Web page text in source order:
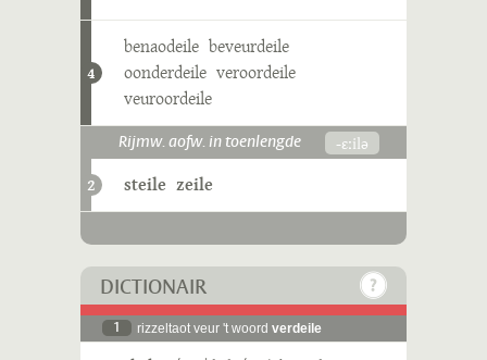
4
benaodeile beveurdeile
oonderdeile veroordeile
veuroordeile
Rijmw. aofw. in toenlengde -ɛːilə
2 steile zeile
DICTIONAIR
1 rizzeltaot veur 't woord verdeile